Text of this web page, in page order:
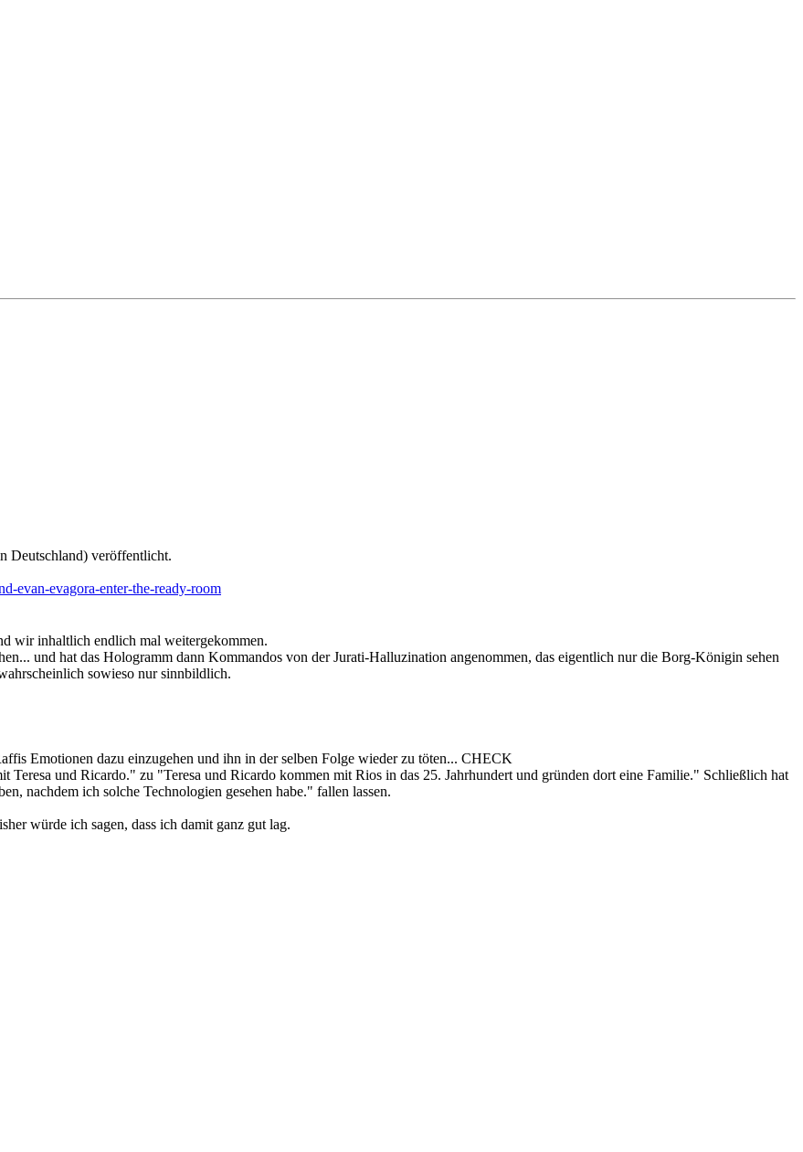
Deutschland) veröffentlicht.
evan-evagora-enter-the-ready-room
wir inhaltlich endlich mal weitergekommen.
und hat das Hologramm dann Kommandos von der Jurati-Halluzination angenommen, das eigentlich nur die Borg-Königin sehen
sowieso nur sinnbildlich.
Emotionen dazu einzugehen und ihn in der selben Folge wieder zu töten... CHECK
und Ricardo." zu "Teresa und Ricardo kommen mit Rios in das 25. Jahrhundert und gründen dort eine Familie." Schließlich hat
nachdem ich solche Technologien gesehen habe." fallen lassen.
würde ich sagen, dass ich damit ganz gut lag.